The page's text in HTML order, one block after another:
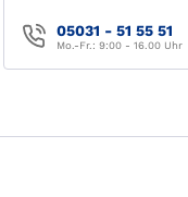
05031 - 51 55 51
Mo.-Fr.: 9:00 - 16.00 Uhr